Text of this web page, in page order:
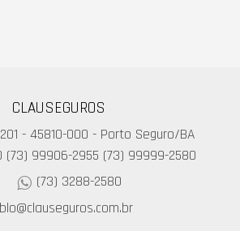
CLAUSEGUROS
201 - 45810-000 - Porto Seguro/BA
(73) 99906-2955 (73) 99999-2580
(73) 3288-2580